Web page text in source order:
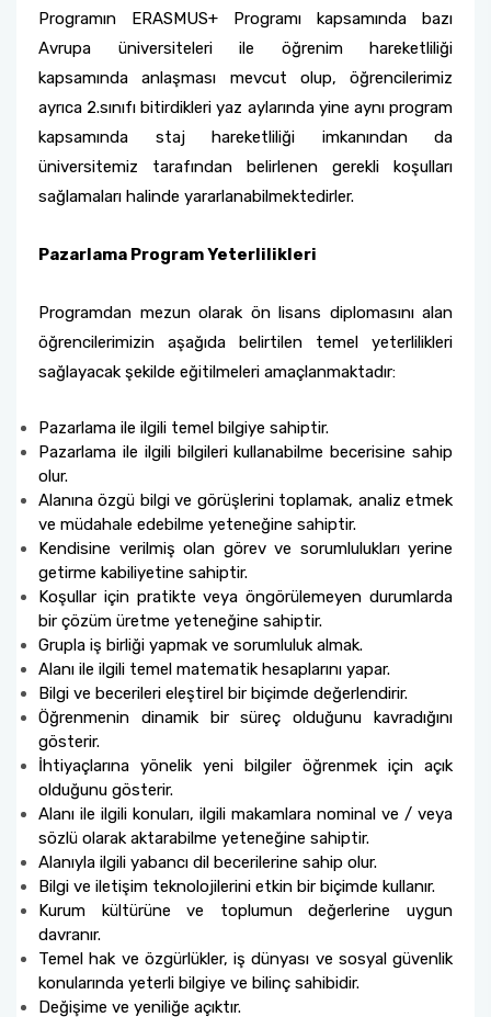
Programın ERASMUS+ Programı kapsamında bazı
Avrupa üniversiteleri ile öğrenim hareketliliği
kapsamında anlaşması mevcut olup, öğrencilerimiz
ayrıca 2.sınıfı bitirdikleri yaz aylarında yine aynı program
kapsamında staj hareketliliği imkanından da
üniversitemiz tarafından belirlenen gerekli koşulları
sağlamaları halinde yararlanabilmektedirler.
Pazarlama Program Yeterlilikleri
Programdan mezun olarak ön lisans diplomasını alan
öğrencilerimizin aşağıda belirtilen temel yeterlilikleri
sağlayacak şekilde eğitilmeleri amaçlanmaktadır:
Pazarlama ile ilgili temel bilgiye sahiptir.
Pazarlama ile ilgili bilgileri kullanabilme becerisine sahip
olur.
Alanına özgü bilgi ve görüşlerini toplamak, analiz etmek
ve müdahale edebilme yeteneğine sahiptir.
Kendisine verilmiş olan görev ve sorumlulukları yerine
getirme kabiliyetine sahiptir.
Koşullar için pratikte veya öngörülemeyen durumlarda
bir çözüm üretme yeteneğine sahiptir.
Grupla iş birliği yapmak ve sorumluluk almak.
Alanı ile ilgili temel matematik hesaplarını yapar.
Bilgi ve becerileri eleştirel bir biçimde değerlendirir.
Öğrenmenin dinamik bir süreç olduğunu kavradığını
gösterir.
İhtiyaçlarına yönelik yeni bilgiler öğrenmek için açık
olduğunu gösterir.
Alanı ile ilgili konuları, ilgili makamlara nominal ve / veya
sözlü olarak aktarabilme yeteneğine sahiptir.
Alanıyla ilgili yabancı dil becerilerine sahip olur.
Bilgi ve iletişim teknolojilerini etkin bir biçimde kullanır.
Kurum kültürüne ve toplumun değerlerine uygun
davranır.
Temel hak ve özgürlükler, iş dünyası ve sosyal güvenlik
konularında yeterli bilgiye ve bilinç sahibidir.
Değişime ve yeniliğe açıktır.